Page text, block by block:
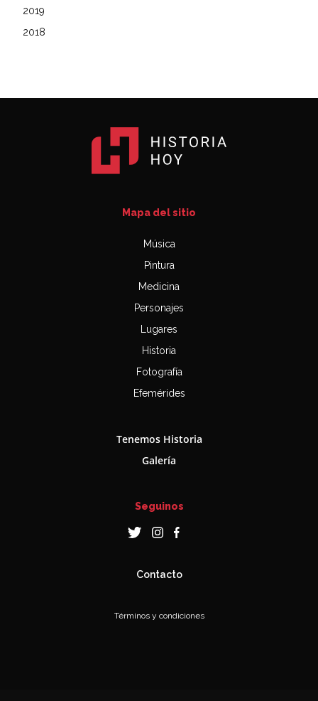
2019
2018
Mapa del sitio
Música
Pintura
Medicina
Personajes
Lugares
Historia
Fotografía
Efemérides
Tenemos Historia
Galería
Seguinos
Contacto
Términos y condiciones